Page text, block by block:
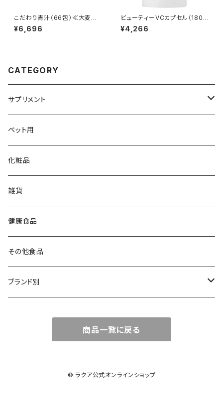
こだわり青汁（66包）≪大麦若
葉・カテキン・ミネラル≫
¥6,696
ビューティーVCカプセル（180
粒）≪ビタミンC・ポリフェノール
≫
¥4,266
CATEGORY
サプリメント
大草原の乳酸菌
NS-Max
NS-Slim
チイサナミカタ
ビタミン／ミネラル
DHA／EPA
ペット用
化粧品
雑貨
健康食品
その他食品
ブランド別
amritara（アムリターラ）
Ananda Remedies（アナンダ・レメディーズ）
商品一覧に戻る
© ラクア公式オンラインショップ